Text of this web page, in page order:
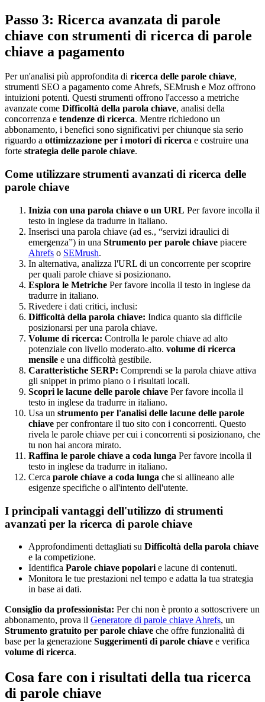
Passo 3: Ricerca avanzata di parole
chiave con strumenti di ricerca di parole
chiave a pagamento
Per un'analisi più approfondita di ricerca delle parole chiave,
strumenti SEO a pagamento come Ahrefs, SEMrush e Moz offrono
intuizioni potenti. Questi strumenti offrono l'accesso a metriche
avanzate come Difficoltà della parola chiave, analisi della
concorrenza e tendenze di ricerca. Mentre richiedono un
abbonamento, i benefici sono significativi per chiunque sia serio
riguardo a ottimizzazione per i motori di ricerca e costruire una
forte strategia delle parole chiave.
Come utilizzare strumenti avanzati di ricerca delle
parole chiave
Inizia con una parola chiave o un URL Per favore incolla il
testo in inglese da tradurre in italiano.
Inserisci una parola chiave (ad es., “servizi idraulici di
emergenza”) in una Strumento per parole chiave piacere
Ahrefs o SEMrush.
In alternativa, analizza l'URL di un concorrente per scoprire
per quali parole chiave si posizionano.
Esplora le Metriche Per favore incolla il testo in inglese da
tradurre in italiano.
Rivedere i dati critici, inclusi:
Difficoltà della parola chiave: Indica quanto sia difficile
posizionarsi per una parola chiave.
Volume di ricerca: Controlla le parole chiave ad alto
potenziale con livello moderato-alto. volume di ricerca
mensile e una difficoltà gestibile.
Caratteristiche SERP: Comprendi se la parola chiave attiva
gli snippet in primo piano o i risultati locali.
Scopri le lacune delle parole chiave Per favore incolla il
testo in inglese da tradurre in italiano.
Usa un strumento per l'analisi delle lacune delle parole
chiave per confrontare il tuo sito con i concorrenti. Questo
rivela le parole chiave per cui i concorrenti si posizionano, che
tu non hai ancora mirato.
Raffina le parole chiave a coda lunga Per favore incolla il
testo in inglese da tradurre in italiano.
Cerca parole chiave a coda lunga che si allineano alle
esigenze specifiche o all'intento dell'utente.
I principali vantaggi dell'utilizzo di strumenti
avanzati per la ricerca di parole chiave
Approfondimenti dettagliati su Difficoltà della parola chiave
e la competizione.
Identifica Parole chiave popolari e lacune di contenuti.
Monitora le tue prestazioni nel tempo e adatta la tua strategia
in base ai dati.
Consiglio da professionista: Per chi non è pronto a sottoscrivere un
abbonamento, prova il Generatore di parole chiave Ahrefs, un
Strumento gratuito per parole chiave che offre funzionalità di
base per la generazione Suggerimenti di parole chiave e verifica
volume di ricerca.
Cosa fare con i risultati della tua ricerca
di parole chiave